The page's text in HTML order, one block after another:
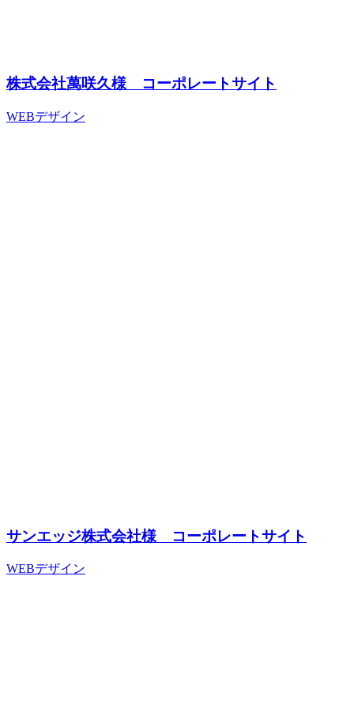
株式会社萬咲久様 コーポレートサイト
WEBデザイン
サンエッジ株式会社様 コーポレートサイト
WEBデザイン